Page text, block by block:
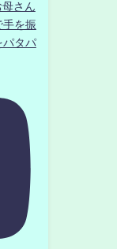
さん
を振
タパ